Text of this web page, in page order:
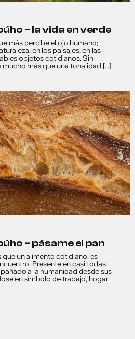
– la vida en verde
más percibe el ojo humano;
en los paisajes, en las
objetos cotidianos. Sin
más que una tonalidad [...]
– pásame el pan
que un alimento cotidiano: es
Presente en casi todas
a la humanidad desde sus
en símbolo de trabajo, hogar